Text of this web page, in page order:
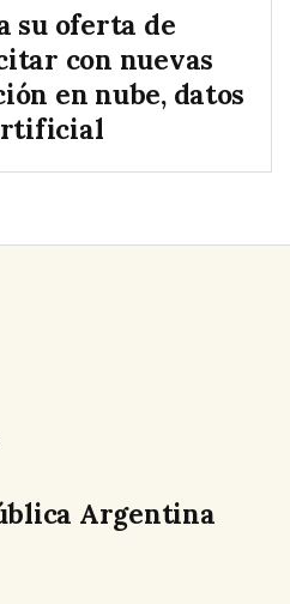
su oferta de
con nuevas
en nube, datos
Argentina